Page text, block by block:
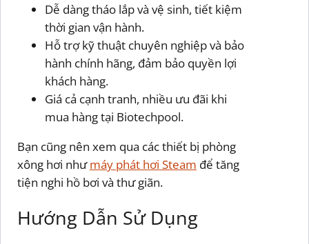
Dễ dàng tháo lắp và vệ sinh, tiết kiệm
thời gian vận hành.
Hỗ trợ kỹ thuật chuyên nghiệp và bảo
hành chính hãng, đảm bảo quyền lợi
khách hàng.
Giá cả cạnh tranh, nhiều ưu đãi khi
mua hàng tại Biotechpool.
Bạn cũng nên xem qua các thiết bị phòng
xông hơi nhưmáy phát hơi Steam để tăng
tiện nghi hồ bơi và thư giãn.
Hướng Dẫn Sử Dụng